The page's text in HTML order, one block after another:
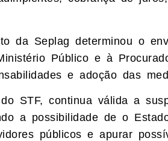
da Seplag determinou o
Público e à
e adoção das
STF, continua válida a
a possibilidade de o
públicos e apurar